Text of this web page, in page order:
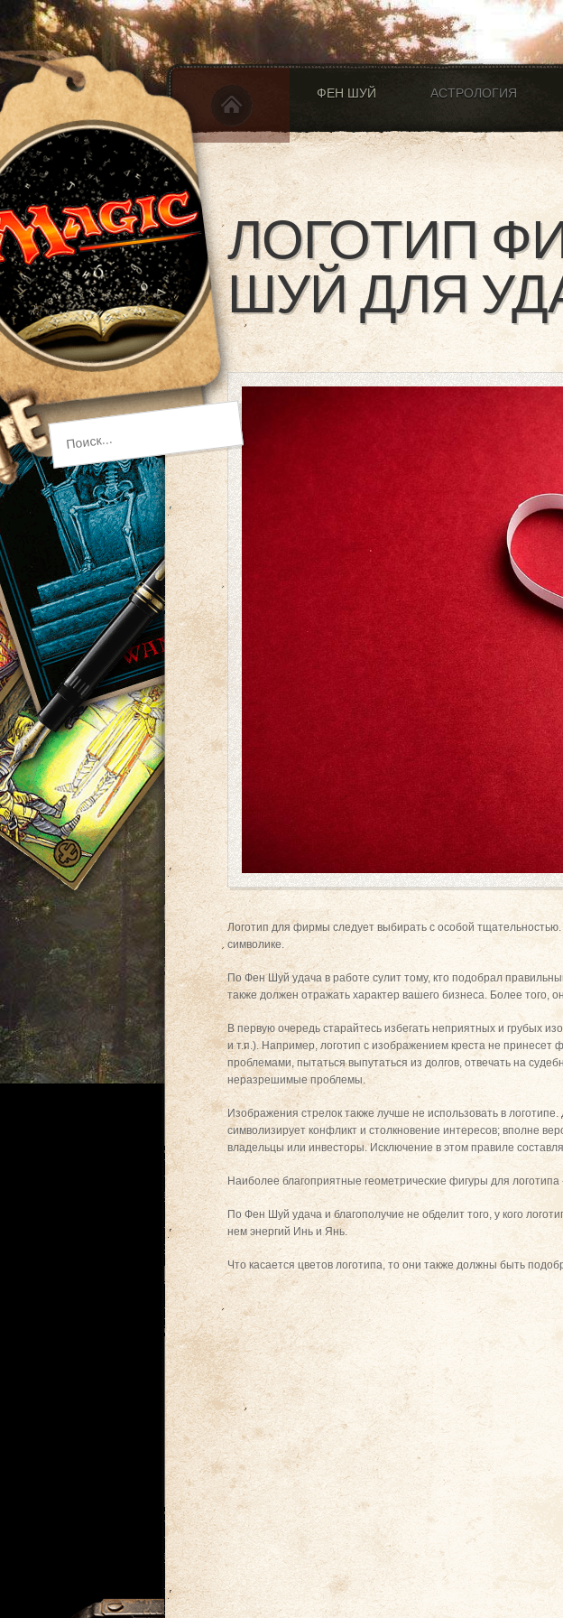
ФЕН ШУЙ АСТРОЛОГИЯ
ЛОГОТИП
ШУЙ ДЛЯ
Логотип для фирмы следует выбирать с особой
символике.
По Фен Шуй удача в работе сулит тому, кто подобрал
также должен отражать характер вашего бизнеса. Более того,
В первую очередь старайтесь избегать неприятных и грубых
и т.п.). Например, логотип с изображением креста не принесет
проблемами, пытаться выпутаться из долгов, отвечать на
неразрешимые проблемы.
Изображения стрелок также лучше не использовать в
символизирует конфликт и столкновение интересов; вполне
владельцы или инвесторы. Исключение в этом правиле
Наиболее благоприятные геометрические фигуры для
По Фен Шуй удача и благополучие не обделит того, у кого
нем энергий Инь и Янь.
Что касается цветов логотипа, то они также должны быть